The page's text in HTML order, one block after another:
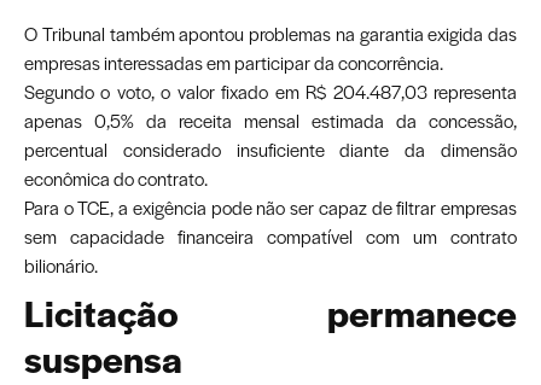
O Tribunal também apontou problemas na garantia exigida das
empresas interessadas em participar da concorrência.
Segundo o voto, o valor fixado em R$ 204.487,03 representa
apenas 0,5% da receita mensal estimada da concessão,
percentual considerado insuficiente diante da dimensão
econômica do contrato.
Para o TCE, a exigência pode não ser capaz de filtrar empresas
sem capacidade financeira compatível com um contrato
bilionário.
Licitação permanece
suspensa